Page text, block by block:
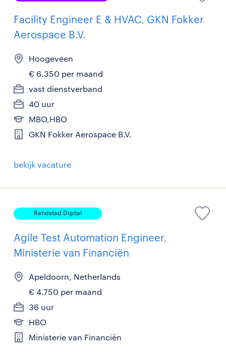
Facility Engineer E & HVAC, GKN Fokker
Aerospace B.V.
Hoogeveen
€ 6.350 per maand
vast dienstverband
40 uur
MBO,HBO
GKN Fokker Aerospace B.V.
bekijk vacature
Randstad Digital
Agile Test Automation Engineer,
Ministerie van Financiën
Apeldoorn, Netherlands
€ 4.750 per maand
36 uur
HBO
Ministerie van Financiën